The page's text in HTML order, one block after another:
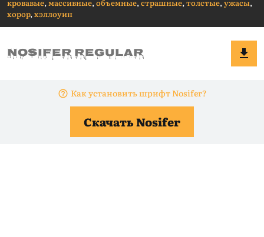
кровавые,массивные,объемные,страшные,толстые,ужасы,
хорор,хэллоуин
Как установить шрифт Nosifer?
Скачать Nosifer